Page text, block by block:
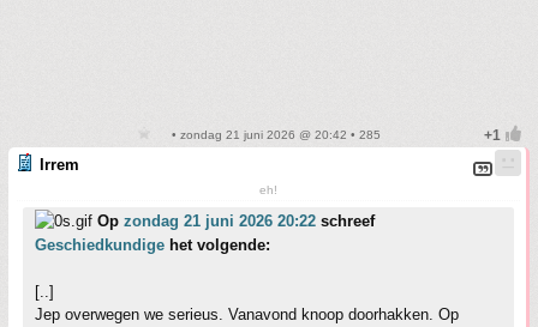
• zondag 21 juni 2026 @ 20:42 • 285
Irrem
eh!
Op zondag 21 juni 2026 20:22 schreef
Geschiedkundige het volgende:
[..]
Jep overwegen we serieus. Vanavond knoop doorhakken. Op